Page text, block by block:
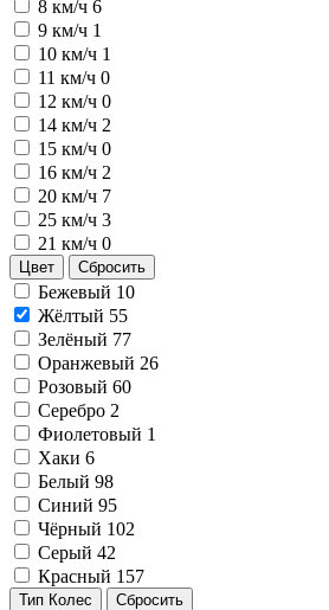
8 км/ч 6
9 км/ч 1
10 км/ч 1
11 км/ч 0
12 км/ч 0
14 км/ч 2
15 км/ч 0
16 км/ч 2
20 км/ч 7
25 км/ч 3
21 км/ч 0
Цвет Сбросить
Бежевый 10
Жёлтый 55
Зелёный 77
Оранжевый 26
Розовый 60
Серебро 2
Фиолетовый 1
Хаки 6
Белый 98
Синий 95
Чёрный 102
Серый 42
Красный 157
Тип Колес Сбросить